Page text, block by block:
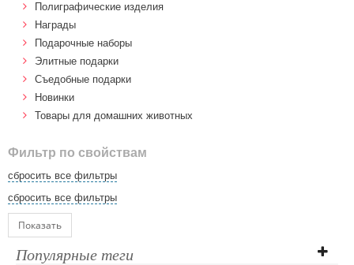
Полиграфические изделия
Награды
Подарочные наборы
Элитные подарки
Cъедобные подарки
Новинки
Товары для домашних животных
Фильтр по свойствам
сбросить все фильтры
сбросить все фильтры
Показать
Популярные теги